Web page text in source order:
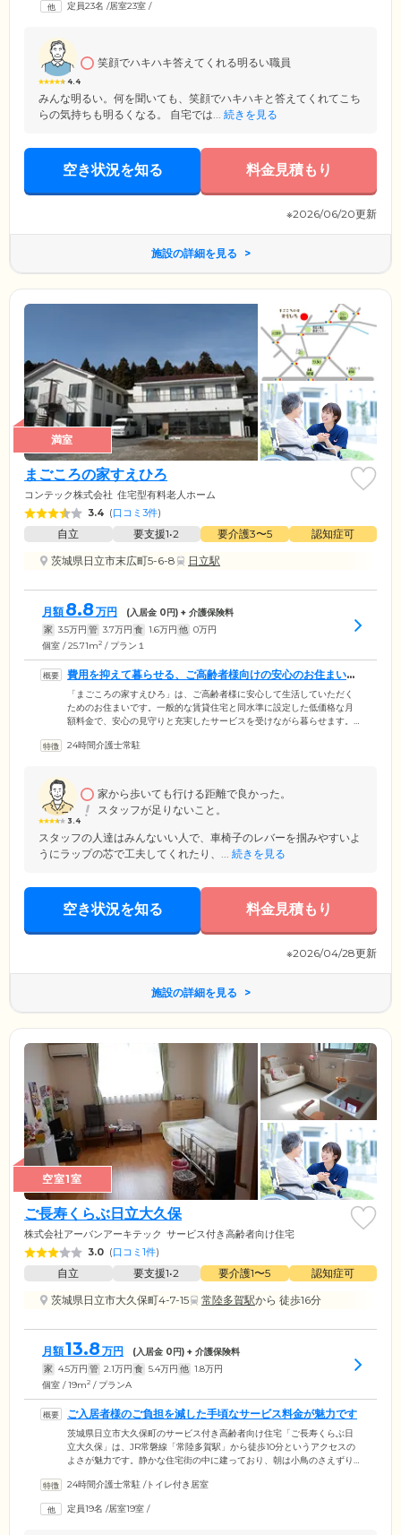
す。カラオケや塗り絵など、ご入居者様の趣味をいかしたレクリエーシ
定員23名 /居室23室 /
4.4
笑顔でハキハキ答えてくれる明るい職員
みんな明るい。何を聞いても、笑顔でハキハキと答えてくれてこち
らの気持ちも明るくなる。 自宅では... 続きを見る
空き状況を知る 料金見積もり
※2026/06/20更新
施設の詳細を見る
満室
まごころの家すえひろ
コンテック株式会社 住宅型有料老人ホーム
3.4 (口コミ3件)
自立 要支援1•2 要介護3〜5
認知症可
茨城県日立市末広町5-6-8
日立駅
月額 8.8 万円 (入居金 0円) + 介護保険料
家 3.5万円 管 3.7万円 食 1.6万円 他 0万円
個室 / 25.71m2 / プラン１
費用を抑えて暮らせる、ご高齢者様向けの安心のお住まいで
す「まごころの家すえひろ」は、ご高齢者様に安心して生活していただく
ためのお住まいです。一般的な賃貸住宅と同水準に設定した低価格な月
額料金で、安心の見守りと充実したサービスを受けながら暮らせます。
で4分となっていますので、遠方にお住まいのご家族様・ご友人様もお気
徴です。建物の裏手は山になっており、四季の移ろいに安らぎながらお
過ごしいただけます。
24時間介護士常駐
3.4
家から歩いても行ける距離で良かった。
スタッフが足りないこと。
スタッフの人達はみんないい人で、車椅子のレバーを掴みやすいよ
うにラップの芯で工夫してくれたり、... 続きを見る
空き状況を知る 料金見積もり
※2026/04/28更新
施設の詳細を見る
空室1室
ご長寿くらぶ日立大久保
株式会社アーバンアーキテック サービス付き高齢者向け住宅
3.0 (口コミ1件)
自立 要支援1•2 要介護1〜5
認知症可
茨城県日立市大久保町4-7-15
常陸多賀駅から 徒歩16分
月額13.8 万円 (入居金 0円) + 介護保険料
家 4.5万円 管 2.1万円 食 5.4万円 他 1.8万円
個室 / 19m2 / プランA
ご入居者様のご負担を減した手頃なサービス料金が魅力です
茨城県日立市大久保町のサービス付き高齢者向け住宅「ご長寿くらぶ日
立大久保」は、JR常磐線「常陸多賀駅」から徒歩10分というアクセスの
よさが魅力です。静かな住宅街の中に建っており、朝は小鳥のさえずり
費用を抑えながら安心して暮らせる場所にする」をコンセプトに、入居
介護保険の範囲内でのデイサービス利用が可能で、ご入居者様の経済的
24時間介護士常駐 /トイレ付き居室
定員19名 /居室19室 /